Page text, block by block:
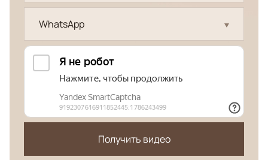
WhatsApp
Получить видео